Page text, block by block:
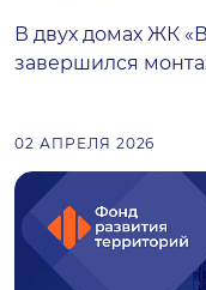
В двух домах ЖК
завершился
02 АПРЕЛЯ 2026